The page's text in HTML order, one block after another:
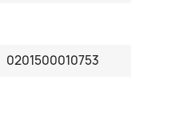
0201500010753